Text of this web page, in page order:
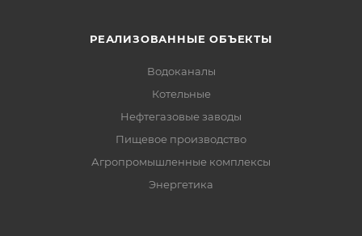
РЕАЛИЗОВАННЫЕ ОБЪЕКТЫ
Водоканалы
Котельные
Нефтегазовые заводы
Пищевое производство
Агропромышленные комплексы
Энергетика